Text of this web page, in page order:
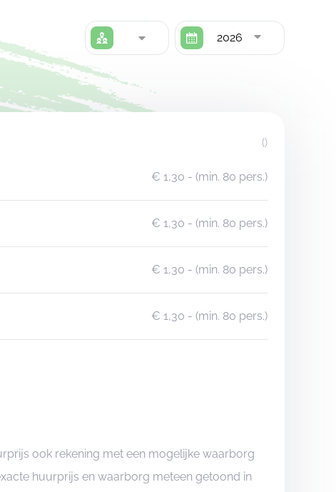
2026
()
€ 1,30 - (min. 80 pers.)
€ 1,30 - (min. 80 pers.)
€ 1,30 - (min. 80 pers.)
€ 1,30 - (min. 80 pers.)
ook rekening met een mogelijke waarborg
huurprijs en waarborg meteen getoond in